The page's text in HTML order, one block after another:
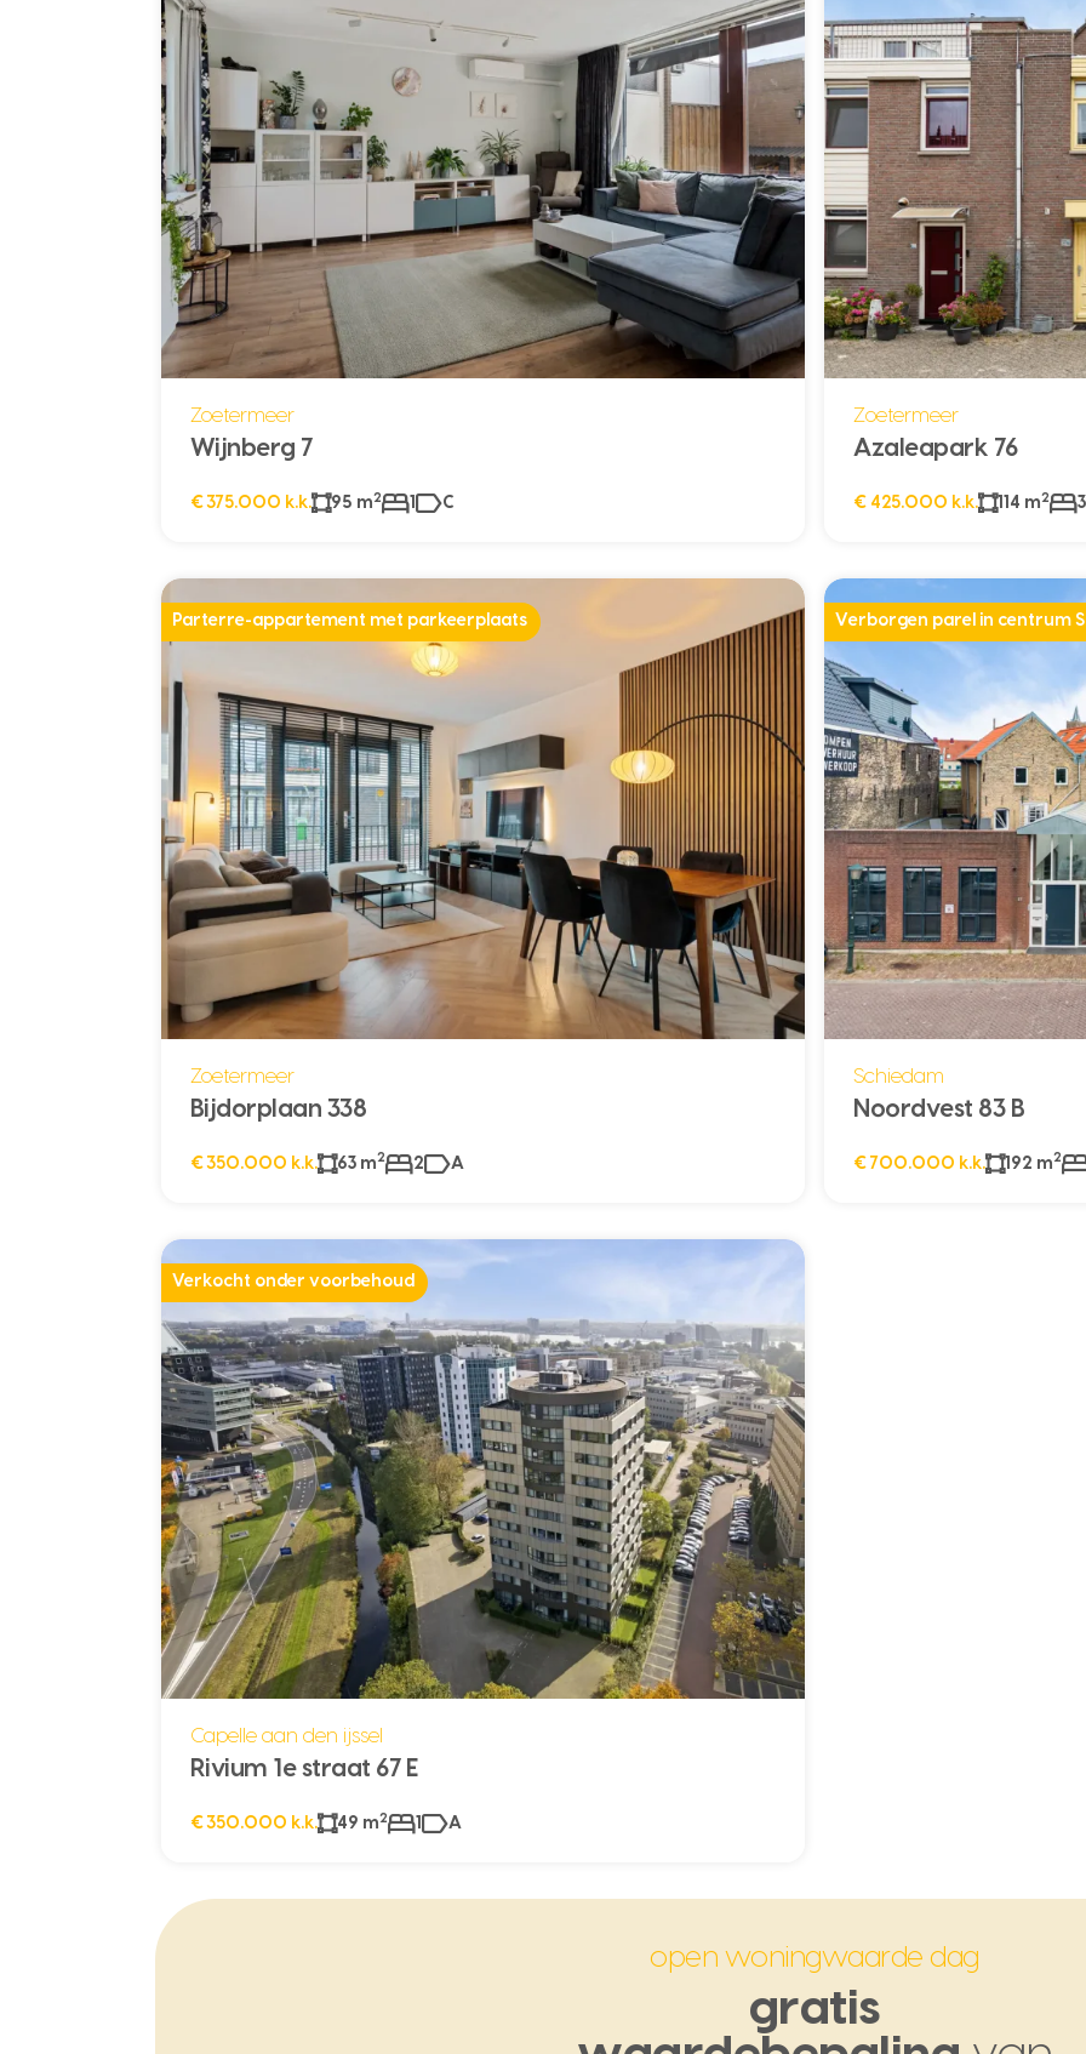
Zoetermeer
Wijnberg 7
€ 375.000 k.k. 95 m2 C
Zoetermeer
Azaleapark 76
€ 425.000 k.k. 114 m2 3
Parterre-appartement met parkeerplaats
Zoetermeer
Bijdorplaan 338
€ 350.000 k.k. 63 m2 2 A
Verborgen parel in centrum
Schiedam
Noordvest 83 B
€ 700.000 k.k. 192 m2
Verkocht onder voorbehoud
Capelle aan den ijssel
Rivium 1e straat 67 E
€ 350.000 k.k. 49 m2 A
open woningwaarde dag
gratis